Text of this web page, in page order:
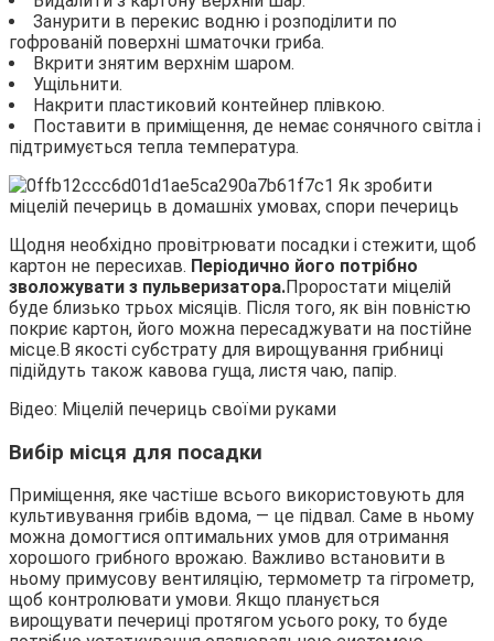
Занурити в перекис водню і розподілити по
гофрованій поверхні шматочки гриба.
Вкрити знятим верхнім шаром.
Ущільнити.
Накрити пластиковий контейнер плівкою.
Поставити в приміщення, де немає сонячного світла і
підтримується тепла температура.
Щодня необхідно провітрювати посадки і стежити, щоб
картон не пересихав. Періодично його потрібно
зволожувати з пульверизатора.Проростати міцелій
буде близько трьох місяців. Після того, як він повністю
покриє картон, його можна пересаджувати на постійне
місце.В якості субстрату для вирощування грибниці
підійдуть також кавова гуща, листя чаю, папір.
Відео: Міцелій печериць своїми руками
Вибір місця для посадки
Приміщення, яке частіше всього використовують для
культивування грибів вдома, — це підвал. Саме в ньому
можна домогтися оптимальних умов для отримання
хорошого грибного врожаю. Важливо встановити в
ньому примусову вентиляцію, термометр та гігрометр,
щоб контролювати умови. Якщо планується
вирощувати печериці протягом усього року, то буде